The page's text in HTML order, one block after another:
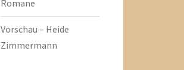
Romane
Vorschau – Heide
Zimmermann